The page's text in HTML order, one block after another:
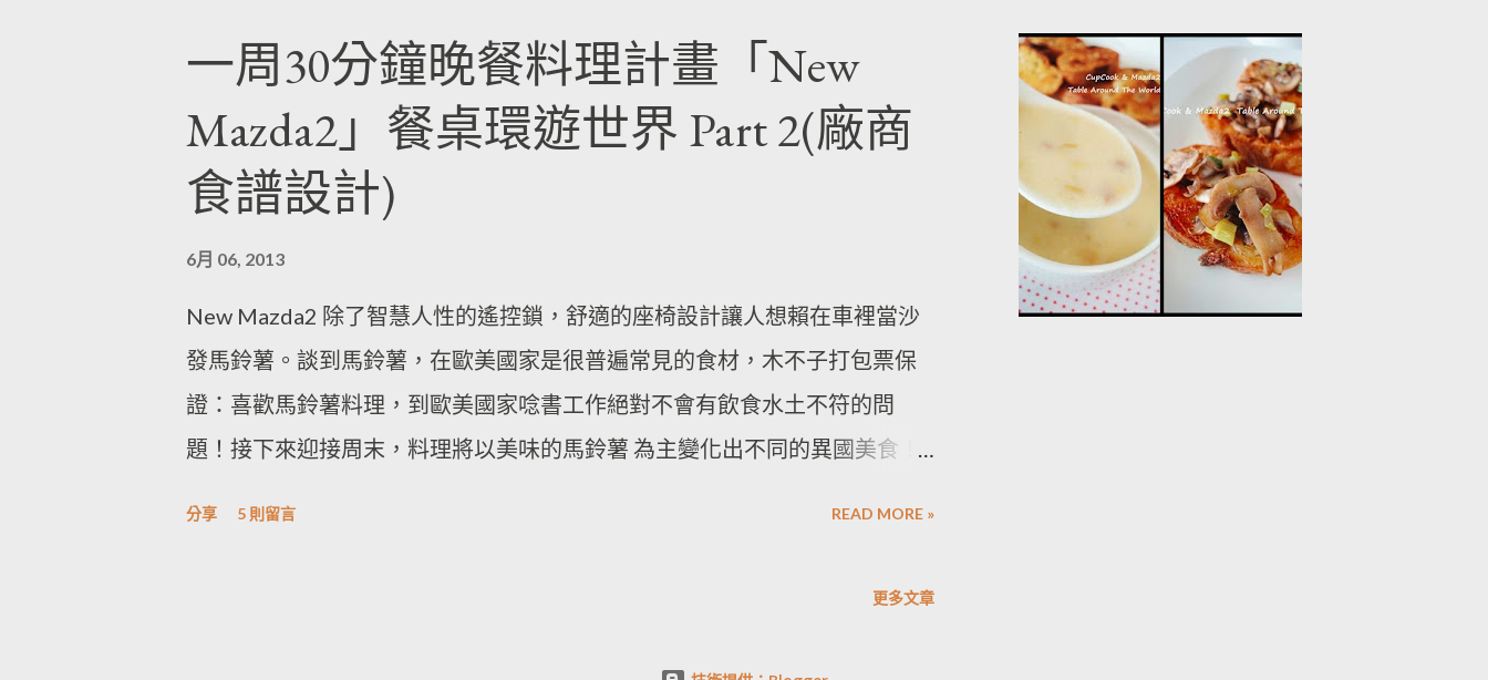
一周30分鐘晚餐料理計畫「New
Mazda2」餐桌環遊世界 Part 2(廠商
食譜設計)
6月 06, 2013
New Mazda2 除了智慧人性的遙控鎖，舒適的座椅設計讓人想賴在車裡當沙
發馬鈴薯。談到馬鈴薯，在歐美國家是很普遍常見的食材，木不子打包票保
證：喜歡馬鈴薯料理，到歐美國家唸書工作絕對不會有飲食水土不符的問
題！接下來迎接周末，料理將以美味的馬鈴薯 為主變化出不同的異國美食！
分享 5 則留言 READ MORE »
更多文章